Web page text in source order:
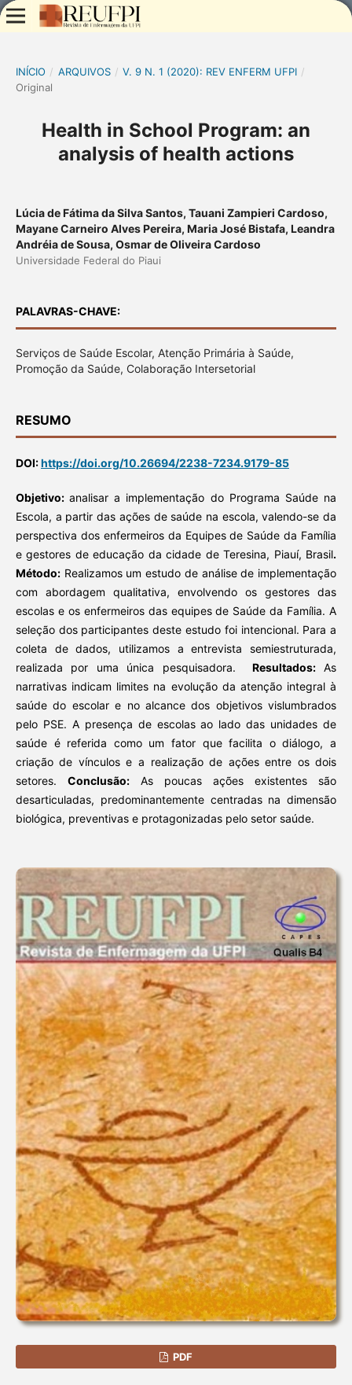
INÍCIO / ARQUIVOS / V. 9 N. 1 (2020): REV ENFERM UFPI /
Original
Health in School Program: an
analysis of health actions
Lúcia de Fátima da Silva Santos, Tauani Zampieri Cardoso,
Mayane Carneiro Alves Pereira, Maria José Bistafa, Leandra
Andréia de Sousa, Osmar de Oliveira Cardoso
Universidade Federal do Piaui
PALAVRAS-CHAVE:
Serviços de Saúde Escolar, Atenção Primária à Saúde,
Promoção da Saúde, Colaboração Intersetorial
RESUMO
DOI:https://doi.org/10.26694/2238-7234.9179-85
Objetivo:analisar a implementação do Programa Saúde na
Escola, a partir das ações de saúde na escola, valendo-se da
perspectiva dos enfermeiros da Equipes de Saúde da Família
e gestores de educação da cidade de Teresina, Piauí, Brasil.
Método:Realizamos um estudo de análise de implementação
com abordagem qualitativa, envolvendo os gestores das
escolas e os enfermeiros das equipes de Saúde da Família. A
seleção dos participantes deste estudo foi intencional. Para a
coleta de dados, utilizamos a entrevista semiestruturada,
realizada por uma única pesquisadora. Resultados:As
narrativas indicam limites na evolução da atenção integral à
saúde do escolar e no alcance dos objetivos vislumbrados
pelo PSE. A presença de escolas ao lado das unidades de
saúde é referida como um fator que facilita o diálogo, a
criação de vínculos e a realização de ações entre os dois
setores. Conclusão:As poucas ações existentes são
desarticuladas, predominantemente centradas na dimensão
biológica, preventivas e protagonizadas pelo setor saúde.
PDF